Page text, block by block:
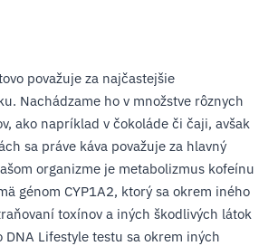
považuje za najčastejšie
Nachádzame ho v množstve rôznych
ako napríklad v čokoláde či čaji, avšak
sa práve káva považuje za hlavný
organizme je metabolizmus kofeínu
génom CYP1A2, ktorý sa okrem iného
toxínov a iných škodlivých látok
DNA Lifestyle testu sa okrem iných